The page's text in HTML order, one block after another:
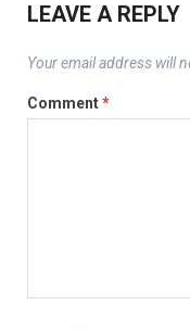
LEAVE A REPLY
Your email address will
Comment*